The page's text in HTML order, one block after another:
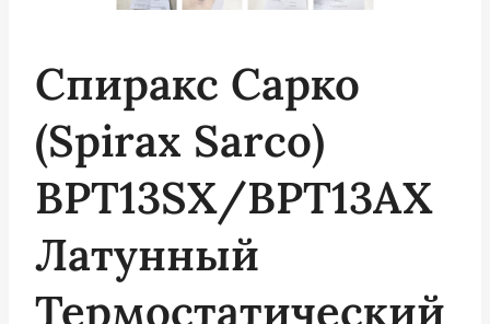
Спиракс Сарко
(Spirax Sarco)
BPT13SX/BPT13AX
Латунный
Термостатический